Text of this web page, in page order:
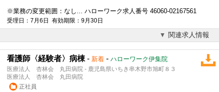
※業務の変更範囲：なし... ハローワーク求人番号 46060-02167561
受理日：7月6日 有効期限：9月30日
関連求人情報
看護師〈経験者〉病棟 - 新着 - ハローワーク伊集院
医療法人 杏林会 丸田病院 - 鹿児島県いちき串木野市旭町８３
医療法人 杏林会 丸田病院
正社員